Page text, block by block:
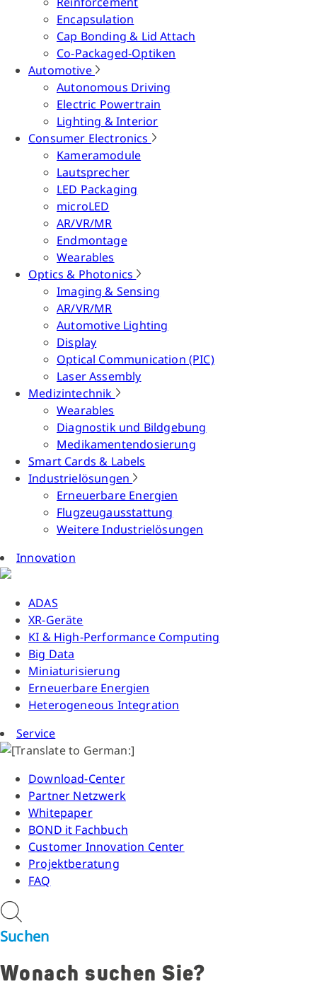
Encapsulation
Cap Bonding & Lid Attach
Co-Packaged-Optiken
Automotive
Autonomous Driving
Electric Powertrain
Lighting & Interior
Consumer Electronics
Kameramodule
Lautsprecher
LED Packaging
microLED
AR/VR/MR
Endmontage
Wearables
Optics & Photonics
Imaging & Sensing
AR/VR/MR
Automotive Lighting
Display
Optical Communication (PIC)
Laser Assembly
Medizintechnik
Wearables
Diagnostik und Bildgebung
Medikamentendosierung
Smart Cards & Labels
Industrielösungen
Erneuerbare Energien
Flugzeugausstattung
Weitere Industrielösungen
Innovation
ADAS
XR-Geräte
KI & High-Performance Computing
Big Data
Miniaturisierung
Erneuerbare Energien
Heterogeneous Integration
Service
Download-Center
Partner Netzwerk
Whitepaper
BOND it Fachbuch
Customer Innovation Center
Projektberatung
FAQ
Suchen
Wonach suchen Sie?